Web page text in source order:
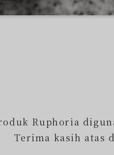
Ruphoria
Terima kasih atas